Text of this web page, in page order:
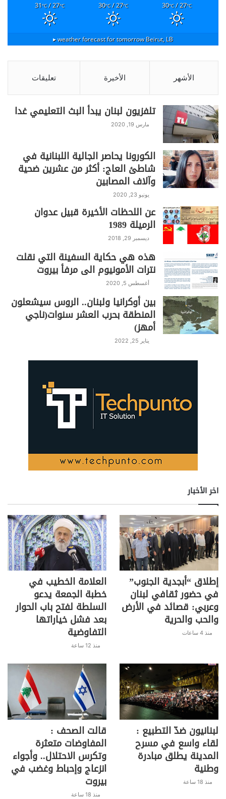
30°C/ 27°C
30°C/ 27°C
31°C/ 27°C
Beirut, LB
weather forecast for tomorrow ▸
الأشهر الأخيرة تعليقات
تلفزيون لبنان يبدأ البث التعليمي غدا
مارس 19, 2020
الكورونا يحاصر الجالية اللبنانية في
شاطئ العاج: أكثر من عشرين ضحية
وآلاف المصابين
يونيو 23, 2020
عن اللحظات الأخيرة قبيل عدوان
الرميلة 1989
ديسمبر 29, 2018
هذه هي حكاية السفينة التي نقلت
نترات الأمونيوم الى مرفأ بيروت
أغسطس 5, 2020
بين أوكرانيا ولبنان.. الروس سيشعلون
المنطقة بحرب العشر سنوات(ناجي
أمهز)
يناير 25, 2022
اخر الأخبار
إطلاق “أبجدية الجنوب”
في حضور ثقافي لبنان
وعربي: قصائد في الأرض
والحب والحرية
منذ 4 ساعات
العلامة الخطيب في
خطبة الجمعة يدعو
السلطة لفتح باب الحوار
بعد فشل خياراتها
التفاوضية
منذ 12 ساعة
لبنانيون ضدّ التطبيع :
لقاء واسع في مسرح
المدينة يطلق مبادرة
وطنية
منذ 18 ساعة
قالت الصحف :
المفاوضات متعثرة
وتكرس الاحتلال.. وأجواء
انزعاج وإحباط وغضب في
بيروت
منذ 18 ساعة